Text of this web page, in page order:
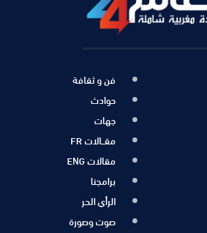
فن و ثقافة
حوادث
جهات
مقــالات FR
مقالات ENG
برامجنا
الرأي الحر
صوت وصورة